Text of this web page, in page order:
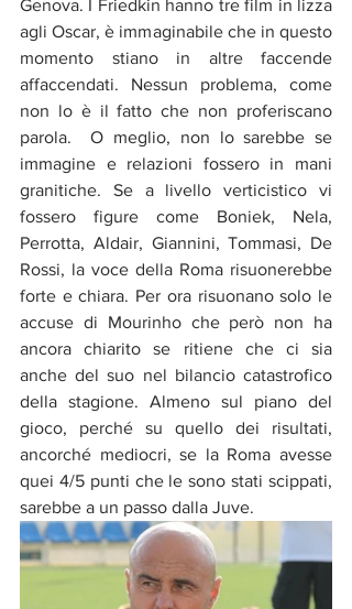
Genova. I Friedkin hanno tre film in lizza
agli Oscar, è immaginabile che in questo
momento stiano in altre faccende
affaccendati. Nessun problema, come
non lo è il fatto che non proferiscano
parola.  O meglio, non lo sarebbe se
immagine e relazioni fossero in mani
granitiche. Se a livello verticistico vi
fossero figure come Boniek, Nela,
Perrotta, Aldair, Giannini, Tommasi, De
Rossi, la voce della Roma risuonerebbe
forte e chiara. Per ora risuonano solo le
accuse di Mourinho che però non ha
ancora chiarito se ritiene che ci sia
anche del suo nel bilancio catastrofico
della stagione. Almeno sul piano del
gioco, perché su quello dei risultati,
ancorché mediocri, se la Roma avesse
quei 4/5 punti che le sono stati scippati,
sarebbe a un passo dalla Juve.